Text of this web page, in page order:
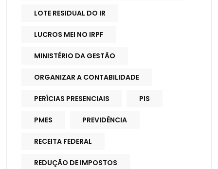
LOTE RESIDUAL DO IR
LUCROS MEI NO IRPF
MINISTÉRIO DA GESTÃO
ORGANIZAR A CONTABILIDADE
PERÍCIAS PRESENCIAIS PIS
PMES PREVIDÊNCIA
RECEITA FEDERAL
REDUÇÃO DE IMPOSTOS